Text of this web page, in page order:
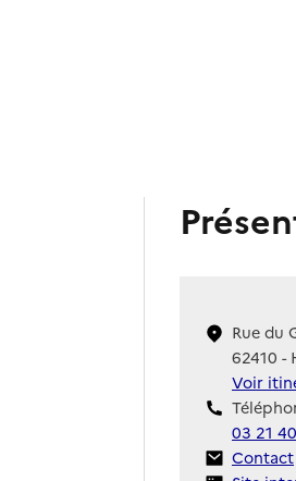
Rue du
62410 -
Voir
03 21
Contact
Contact